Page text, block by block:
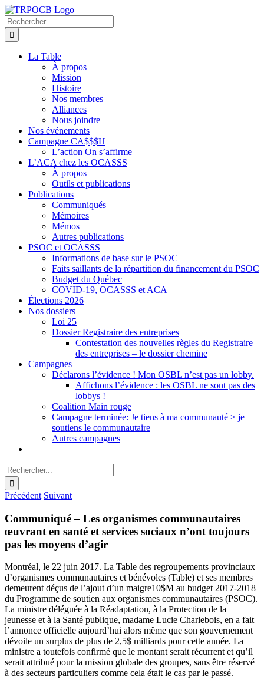
Passer
au
contenu
Rechercher:
La Table
À propos
Mission
Histoire
Nos membres
Alliances
Nous joindre
Nos événements
Campagne CA$$$H
L’action On s’affirme
L’ACA chez les OCASSS
À propos
Outils et publications
Publications
Communiqués
Mémoires
Mémos
Autres publications
PSOC et OCASSS
Informations de base sur le PSOC
Faits saillants de la répartition du financement du PSOC
Budget du Québec
COVID-19, OCASSS et ACA
Élections 2026
Nos dossiers
Loi 25
Dossier Registraire des entreprises
Contestation des nouvelles règles du Registraire
des entreprises – le dossier chemine
Campagnes
Déclarons l’évidence ! Mon OSBL n’est pas un lobby.
Affichons l’évidence : les OSBL ne sont pas des
lobbys !
Coalition Main rouge
Campagne terminée: Je tiens à ma communauté > je
soutiens le communautaire
Autres campagnes
Rechercher:
Précédent Suivant
Communiqué – Les organismes communautaires
œuvrant en santé et services sociaux n’ont toujours
pas les moyens d’agir
Montréal, le 22 juin 2017. La Table des regroupements provinciaux
d’organismes communautaires et bénévoles (Table) et ses membres
demeurent déçus de l’ajout d’un maigre10$M au budget 2017-2018
du Programme de soutien aux organismes communautaires (PSOC).
La ministre déléguée à la Réadaptation, à la Protection de la
jeunesse et à la Santé publique, madame Lucie Charlebois, en a fait
l’annonce officielle aujourd’hui alors même que son gouvernement
dévoile un surplus de plus de 2,5$ milliards pour cette année. La
ministre a toutefois confirmé que le montant serait récurrent et qu’il
serait attribué pour la mission globale des groupes, sans être réservé
à des secteurs particuliers comme cela était le cas par le passé.